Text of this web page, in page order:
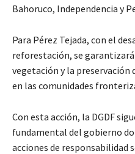
Bahoruco, Independencia y
Para Pérez Tejada, con el
reforestación, se
vegetación y la preservación
en las comunidades
Con esta acción, la DGDF
fundamental del gobierno
acciones de responsabilidad